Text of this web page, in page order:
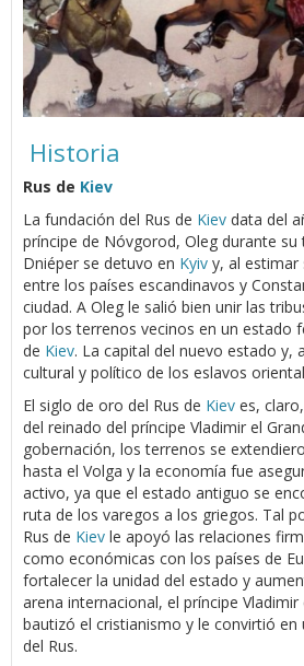
Historia
Rus de Kiev
La fundación del Rus de Kiev data del
príncipe de Nóvgorod, Oleg durante su
Dniéper se detuvo en Kyiv y, al estimar
entre los países escandinavos y
ciudad. A Oleg le salió bien unir las
por los terrenos vecinos en un estado
de Kiev. La capital del nuevo estado y,
cultural y político de los eslavos
El siglo de oro del Rus de Kiev es,
del reinado del príncipe Vladimir el
gobernación, los terrenos se
hasta el Volga y la economía fue
activo, ya que el estado antiguo se
ruta de los varegos a los griegos. Tal
Rus de Kiev le apoyó las relaciones
como económicas con los países de
fortalecer la unidad del estado y
arena internacional, el príncipe Vladimir
bautizó el cristianismo y le convirtió en
del Rus.